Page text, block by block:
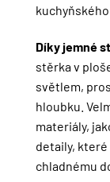
Díky jemné
stěrka v
světlem,
hloubku.
materiály,
detaily, které
chladnému